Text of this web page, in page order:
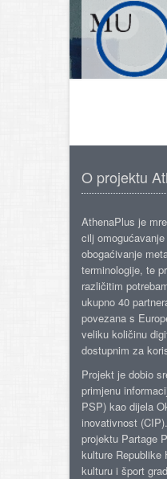
O projektu
AthenaPlus je
cilj
obogaćivanje
terminologije, te
različitim
ukupno 40
povezana s
veliku količinu
dostupnim za
Projekt je dobio
primjenu
PSP) kao dijela
inovativnost
projektu Partage
kulture Republike
kulturu i šport